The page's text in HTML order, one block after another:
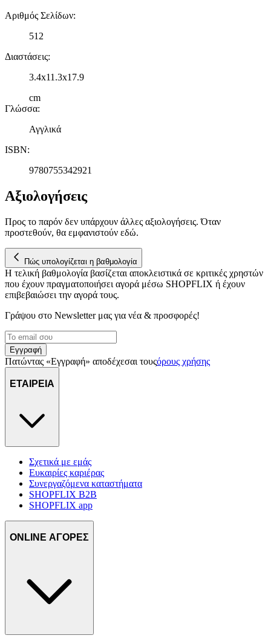
Αριθμός Σελίδων:
512
Διαστάσεις:
3.4x11.3x17.9
cm
Γλώσσα:
Αγγλικά
ISBN:
9780755342921
Αξιολογήσεις
Προς το παρόν δεν υπάρχουν άλλες αξιολογήσεις. Όταν
προστεθούν, θα εμφανιστούν εδώ.
Πώς υπολογίζεται η βαθμολογία
Η τελική βαθμολογία βασίζεται αποκλειστικά σε κριτικές χρηστών
που έχουν πραγματοποιήσει αγορά μέσω SHOPFLIX ή έχουν
επιβεβαιώσει την αγορά τους.
Γράψου στο Νewsletter μας για νέα & προσφορές!
Εγγραφή
Πατώντας «Εγγραφή» αποδέχεσαι τουςόρους χρήσης
ΕΤΑΙΡΕΙΑ
Σχετικά με εμάς
Ευκαιρίες καριέρας
Συνεργαζόμενα καταστήματα
SHOPFLIX B2B
SHOPFLIX app
ONLINE ΑΓΟΡΕΣ